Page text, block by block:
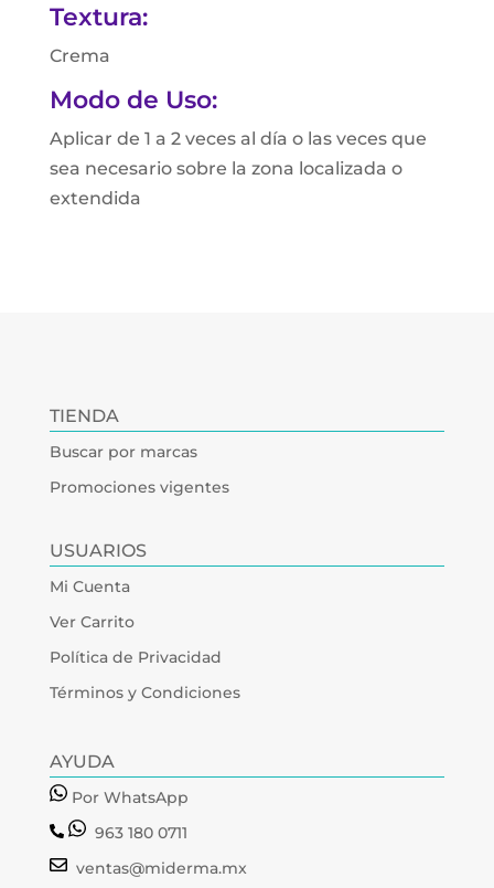
Textura:
Crema
Modo de Uso:
Aplicar de 1 a 2 veces al día o las veces que
sea necesario sobre la zona localizada o
extendida
TIENDA
Buscar por marcas
Promociones vigentes
USUARIOS
Mi Cuenta
Ver Carrito
Política de Privacidad
Términos y Condiciones
AYUDA
Por WhatsApp
963 180 0711
ventas@miderma.mx